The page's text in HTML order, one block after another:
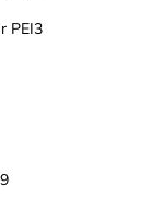
PEI3
cm
R9